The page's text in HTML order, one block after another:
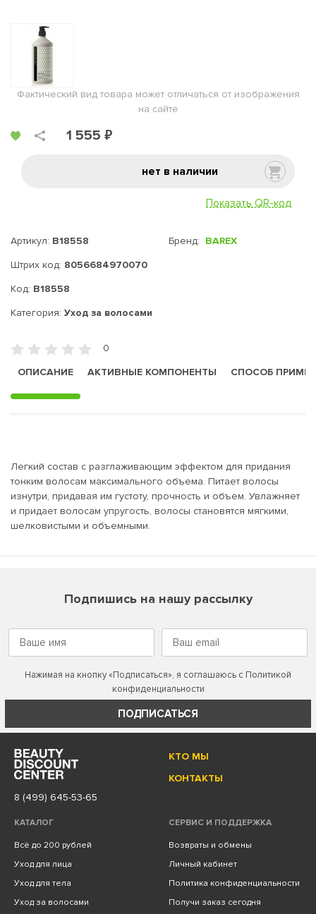
Фактический вид товара может отличаться от изображения
на сайте
1 555 ₽
нет в наличии
Показать QR-код
Артикул: B18558
Штрих код: 8056684970070
Код: B18558
Бренд: BAREX
Категория: Уход за волосами
0
ОПИСАНИЕ
АКТИВНЫЕ КОМПОНЕНТЫ СПОСОБ
Легкий состав с разглаживающим эффектом для придания
тонким волосам максимального объема. Питает волосы
изнутри, придавая им густоту, прочность и объем. Увлажняет
и придает волосам упругость, волосы становятся мягкими,
шелковистыми и объемными.
Подпишись на нашу рассылку
Нажимая на кнопку «Подписаться», я соглашаюсь с Политикой
конфиденциальности
ПОДПИСАТЬСЯ
КТО МЫ
КОНТАКТЫ
8 (499) 645-53-65
КАТАЛОГ
Всё до 200 рублей
Уход для лица
Уход для тела
Уход за волосами
СЕРВИС И ПОДДЕРЖКА
Возвраты и обмены
Личный кабинет
Политика конфиденциальности
Получи заказ сегодня